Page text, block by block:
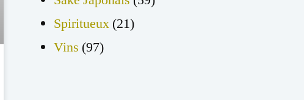
Spiritueux(21)
Vins (97)